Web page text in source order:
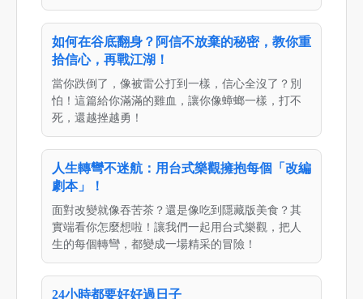
如何在谷底翻身？阿信不放棄的秘密，教你重
拾信心，再戰江湖！
當你跌倒了，像被雷公打到一樣，信心全沒了？別
怕！這篇給你滿滿的雞血，讓你像蟑螂一樣，打不
死，還越挫越勇！
人生轉彎不迷航：用台式樂觀擁抱每個「改編
劇本」！
面對改變就像吞苦茶？還是像吃到隱藏版美食？其
實端看你怎麼想啦！讓我們一起用台式樂觀，把人
生的每個轉彎，都變成一場精采的冒險！
24小時都要好好過日子